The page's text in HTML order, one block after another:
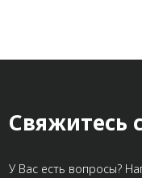
Свяжитесь
У Вас есть вопросы?